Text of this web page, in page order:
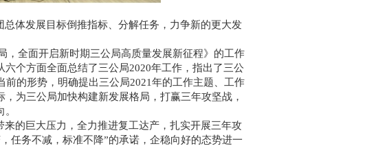
体发展目标倒推指标、分解任务，力争新的更大发
，全面开启新时期三公局高质量发展新征程》的工作
个方面全面总结了三公局2020年工作，指出了三公
的形势，明确提出三公局2021年的工作主题、工作
为三公局加快构建新发展格局，打赢三年攻坚战，
的巨大压力，全力推进复工达产，扎实开展三年攻
任务不减，标准不降”的承诺，企稳向好的态势进一